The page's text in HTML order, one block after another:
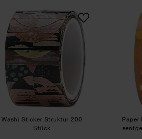
Washi Sticker Struktur 200
Washi Sticker Struktur 200
Stück
Paper